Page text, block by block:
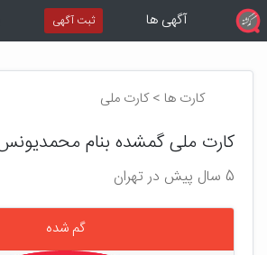
آگهی ها ثبت آگهی
کارت ها > کارت ملی
کارت ملی گمشده بنام
5 سال پیش در تهران
گم شده